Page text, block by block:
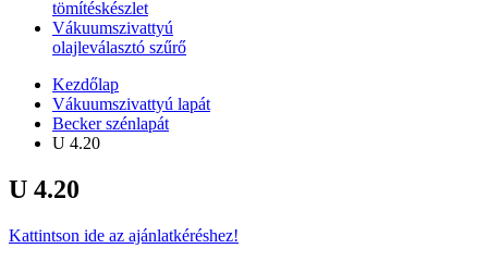
tömítéskészlet
Vákuumszivattyú
olajleválasztó szűrő
Kezdőlap
Vákuumszivattyú lapát
Becker szénlapát
U 4.20
U 4.20
Kattintson ide az ajánlatkéréshez!